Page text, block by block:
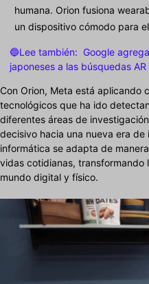
humana. Orion fusiona
un dispositivo cómodo para
🔵Lee también: Google
japoneses a las búsquedas AR
Con Orion, Meta está aplicando
tecnológicos que ha ido
diferentes áreas de
decisivo hacia una nueva era
informática se adapta de
vidas cotidianas, transformando
mundo digital y físico.